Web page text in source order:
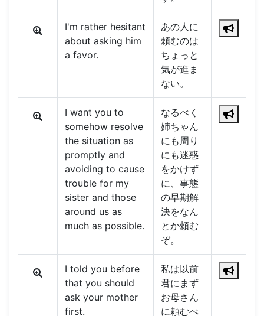
I'm rather hesitant
about asking him
a favor.
あの人に
頼むのは
ちょっと
気が進ま
ない。
I want you to
somehow resolve
the situation as
promptly and
avoiding to cause
trouble for my
sister and those
around us as
much as possible.
なるべく
姉ちゃん
にも周り
にも迷惑
をかけず
に、事態
の早期解
決をなん
とか頼む
ぞ。
I told you before
that you should
ask your mother
first.
私は以前
君にまず
お母さん
に頼むべ